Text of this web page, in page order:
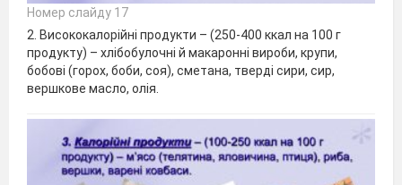
Номер слайду 17
2. Висококалорійні продукти – (250-400 ккал на 100 г
продукту) – хлібобулочні й макаронні вироби, крупи,
бобові (горох, боби, соя), сметана, тверді сири, сир,
вершкове масло, олія.